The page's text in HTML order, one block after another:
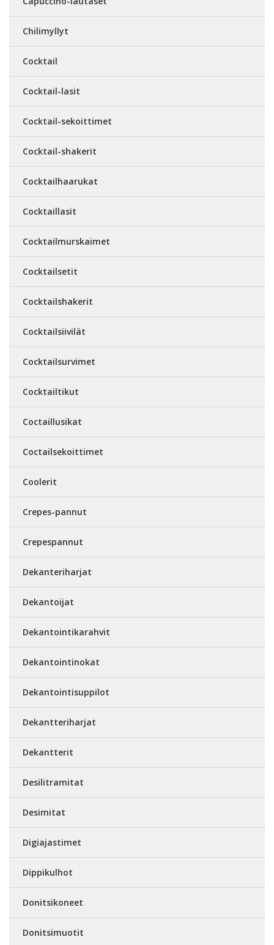
Chilimyllyt
Cocktail
Cocktail-lasit
Cocktail-sekoittimet
Cocktail-shakerit
Cocktailhaarukat
Cocktaillasit
Cocktailmurskaimet
Cocktailsetit
Cocktailshakerit
Cocktailsiivilät
Cocktailsurvimet
Cocktailtikut
Coctaillusikat
Coctailsekoittimet
Coolerit
Crepes-pannut
Crepespannut
Dekanteriharjat
Dekantoijat
Dekantointikarahvit
Dekantointinokat
Dekantointisuppilot
Dekantteriharjat
Dekantterit
Desilitramitat
Desimitat
Digiajastimet
Dippikulhot
Donitsikoneet
Donitsimuotit